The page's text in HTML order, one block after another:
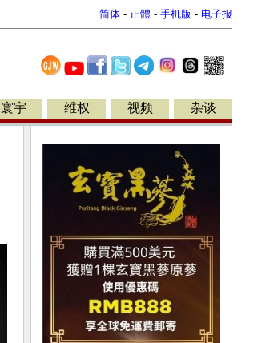
简体 - 正體 - 手机版 - 电子报
寰宇 维权 视频 杂谈